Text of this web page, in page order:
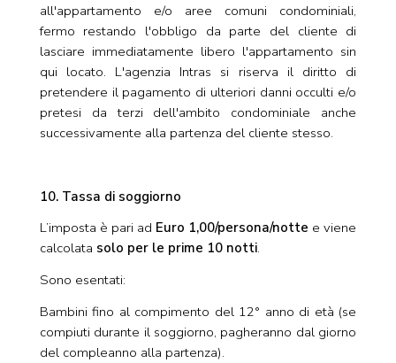
all'appartamento e/o aree comuni condominiali,
fermo restando l'obbligo da parte del cliente di
lasciare immediatamente libero l'appartamento sin
qui locato. L'agenzia Intras si riserva il diritto di
pretendere il pagamento di ulteriori danni occulti e/o
pretesi da terzi dell'ambito condominiale anche
successivamente alla partenza del cliente stesso.
10. Tassa di soggiorno
L’imposta è pari ad Euro 1,00/persona/notte e viene
calcolata solo per le prime 10 notti.
Sono esentati:
Bambini fino al compimento del 12° anno di età (se
compiuti durante il soggiorno, pagheranno dal giorno
del compleanno alla partenza).